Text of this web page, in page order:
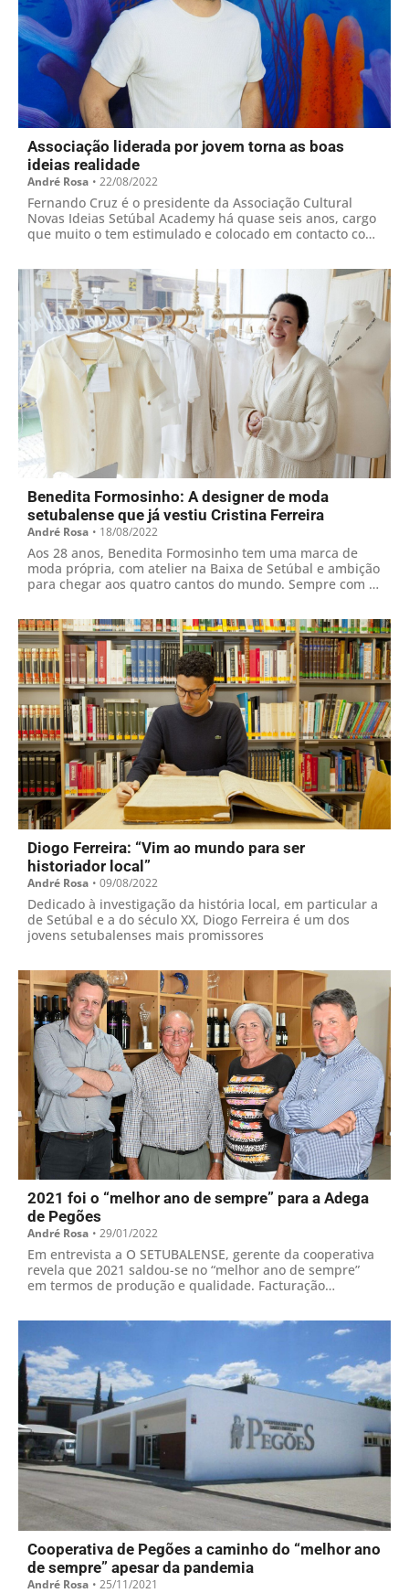
Associação liderada por jovem torna as boas
ideias realidade
André Rosa • 22/08/2022
Fernando Cruz é o presidente da Associação Cultural
Novas Ideias Setúbal Academy há quase seis anos, cargo
que muito o tem estimulado e colocado em contacto com
Benedita Formosinho: A designer de moda
setubalense que já vestiu Cristina Ferreira
André Rosa • 18/08/2022
Aos 28 anos, Benedita Formosinho tem uma marca de
moda própria, com atelier na Baixa de Setúbal e ambição
para chegar aos quatro cantos do mundo. Sempre com a
Diogo Ferreira: “Vim ao mundo para ser
historiador local”
André Rosa • 09/08/2022
Dedicado à investigação da história local, em particular a
de Setúbal e a do século XX, Diogo Ferreira é um dos
jovens setubalenses mais promissores
2021 foi o “melhor ano de sempre” para a Adega
de Pegões
André Rosa • 29/01/2022
Em entrevista a O SETUBALENSE, gerente da cooperativa
revela que 2021 saldou-se no “melhor ano de sempre”
em termos de produção e qualidade. Facturação
por apurar
Cooperativa de Pegões a caminho do “melhor ano
de sempre” apesar da pandemia
André Rosa • 25/11/2021